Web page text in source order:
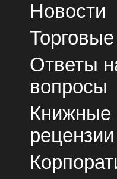
Новости
Ответы
вопросы
Книжные
рецензии